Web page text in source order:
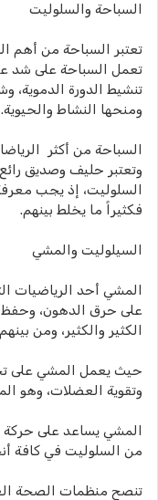
السباحة والسلوليت
تعتبر السباحة من أهم
تعمل السباحة على شد
تنشيط الدورة
ومنحها النشاط والحيوية.
السباحة من أكثر
وتعتبر حليف وصديق
السلوليت، إذ يجب
فكثيراً ما يخلط بينهم.
السيلوليت والمشي
المشي أحد الرياضيات
على حرق الدهون، وحفظ
الكثير والكثير، ومن
حيث يعمل المشي على
وتقوية العضلات، وهو
المشي يساعد على
من السلوليت في كافة